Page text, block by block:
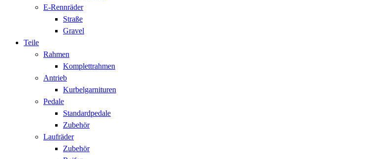
E-Rennräder
Straße
Gravel
Teile
Rahmen
Komplettrahmen
Antrieb
Kurbelgarnituren
Pedale
Standardpedale
Zubehör
Laufräder
Zubehör